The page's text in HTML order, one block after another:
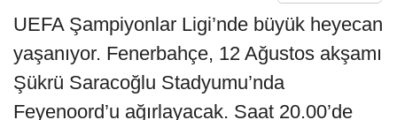
UEFA Şampiyonlar Ligi’nde büyük heyecan
yaşanıyor. Fenerbahçe, 12 Ağustos akşamı
Şükrü Saracoğlu Stadyumu’nda
Feyenoord’u ağırlayacak. Saat 20.00’de